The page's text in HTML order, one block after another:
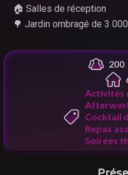
🏠 Salles de réception
🌳 Jardin ombragé de 3
200
Activités
Cocktail
Repas
Soirées